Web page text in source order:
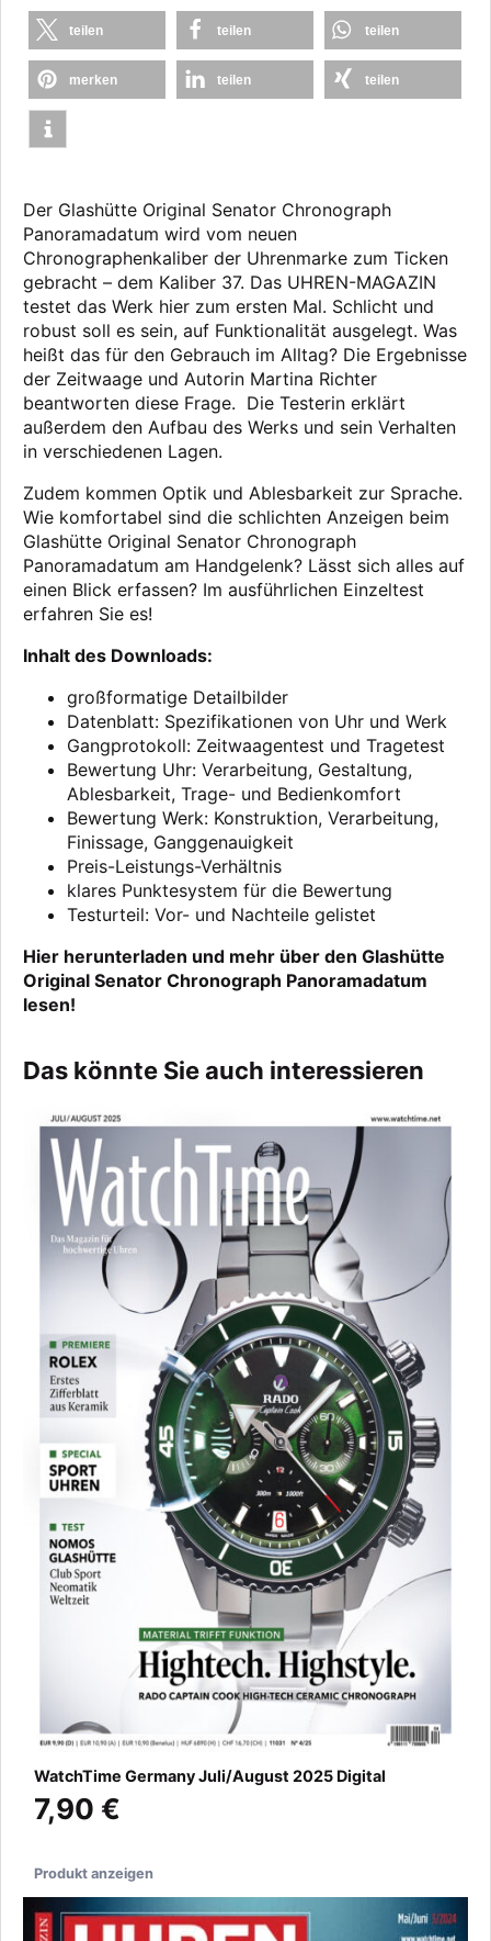
teilen teilen teilen
merken teilen teilen
Der Glashütte Original Senator Chronograph
Panoramadatum wird vom neuen
Chronographenkaliber der Uhrenmarke zum Ticken
gebracht – dem Kaliber 37. Das UHREN-MAGAZIN
testet das Werk hier zum ersten Mal. Schlicht und
robust soll es sein, auf Funktionalität ausgelegt. Was
heißt das für den Gebrauch im Alltag? Die Ergebnisse
der Zeitwaage und Autorin Martina Richter
beantworten diese Frage. Die Testerin erklärt
außerdem den Aufbau des Werks und sein Verhalten
in verschiedenen Lagen.
Zudem kommen Optik und Ablesbarkeit zur Sprache.
Wie komfortabel sind die schlichten Anzeigen beim
Glashütte Original Senator Chronograph
Panoramadatum am Handgelenk? Lässt sich alles auf
einen Blick erfassen? Im ausführlichen Einzeltest
erfahren Sie es!
Inhalt des Downloads:
großformatige Detailbilder
Datenblatt: Spezifikationen von Uhr und Werk
Gangprotokoll: Zeitwaagentest und Tragetest
Bewertung Uhr: Verarbeitung, Gestaltung,
Ablesbarkeit, Trage- und Bedienkomfort
Bewertung Werk: Konstruktion, Verarbeitung,
Finissage, Ganggenauigkeit
Preis-Leistungs-Verhältnis
klares Punktesystem für die Bewertung
Testurteil: Vor- und Nachteile gelistet
Hier herunterladen und mehr über den Glashütte
Original Senator Chronograph Panoramadatum
lesen!
Das könnte Sie auch interessieren
WatchTime Germany Juli/August 2025 Digital
7,90 €
Produkt anzeigen